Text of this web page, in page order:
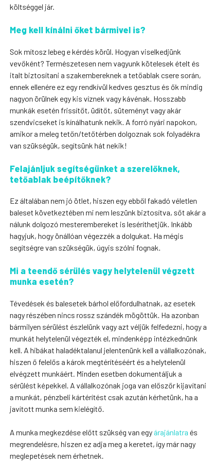
költséggel jár.
Meg kell kínálni őket bármivel is?
Sok mítosz lebeg e kérdés körül. Hogyan viselkedjünk
vevőként? Természetesen nem vagyunk kötelesek ételt és
italt biztosítani a szakembereknek a tetőablak csere során,
ennek ellenére ez egy rendkívül kedves gesztus és ők mindig
nagyon örülnek egy kis víznek vagy kávénak. Hosszabb
munkák esetén frissítőt, üdítőt, süteményt vagy akár
szendvicseket is kínálhatunk nekik. A forró nyári napokon,
amikor a meleg tetőn/tetőtérben dolgoznak sok folyadékra
van szükségük, segítsünk hát nekik!
Felajánljuk segítségünket a szerelőknek,
tetőablak beépítőknek?
Ez általában nem jó ötlet, hiszen egy ebből fakadó véletlen
baleset következtében mi nem leszünk biztosítva, sőt akár a
nálunk dolgozó mesterembereket is leséríthetjük. Inkább
hagyjuk, hogy önállóan végezzék a dolgukat. Ha mégis
segítségre van szükségük, úgyis szólni fognak.
Mi a teendő sérülés vagy helytelenül végzett
munka esetén?
Tévedések és balesetek bárhol előfordulhatnak, az esetek
nagy részében nincs rossz szándék mögöttük. Ha azonban
bármilyen sérülést észlelünk vagy azt véljük felfedezni, hogy a
munkát helytelenül végezték el, mindenképp intézkednünk
kell. A hibákat haladéktalanul jelentenünk kell a vállalkozónak,
hiszen ő felelős a károk megtérítéséért és a helytelenül
elvégzett munkáért. Minden esetben dokumentáljuk a
sérülést képekkel. A vállalkozónak joga van előszőr kijavítani
a munkát, pénzbeli kártérítést csak azután kérhetünk, ha a
javított munka sem kielégítő.
A munka megkezdése előtt szükség van egyárajánlatra és
megrendelésre, hiszen ez adja meg a keretet, így már nagy
meglepetések nem érhetnek.